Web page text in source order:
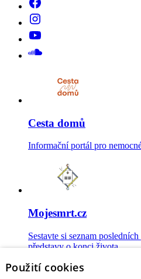
Cesta domů
Informační portál pro
Mojesmrt.cz
Sestavte si seznam
představy o konci života
Použití cookies